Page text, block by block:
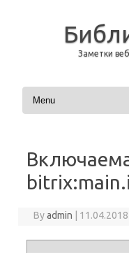
Заметки
Skip to content
Byadmin 11.04.2018